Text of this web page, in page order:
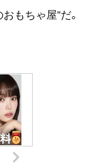
もちゃ屋”だ。